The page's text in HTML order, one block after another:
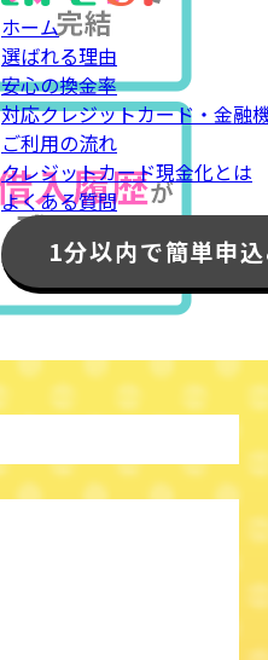
ホーム
選ばれる理由
安心の換金率
対応クレジットカード・金融
ご利用の流れ
クレジットカード現金化とは
よくある質問
1分以内で簡単申